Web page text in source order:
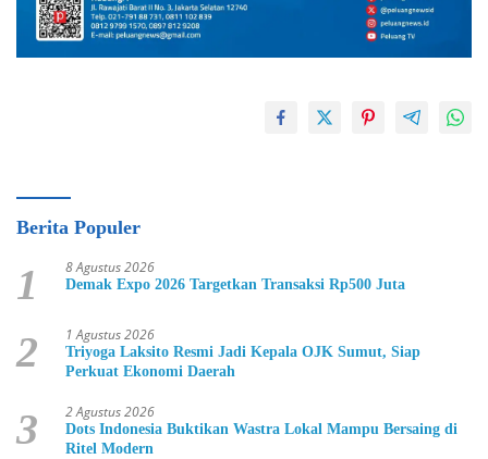
Berita Populer
1 8 Agustus 2026
Demak Expo 2026 Targetkan Transaksi Rp500 Juta
2 1 Agustus 2026
Triyoga Laksito Resmi Jadi Kepala OJK Sumut, Siap
Perkuat Ekonomi Daerah
3 2 Agustus 2026
Dots Indonesia Buktikan Wastra Lokal Mampu Bersaing di
Ritel Modern